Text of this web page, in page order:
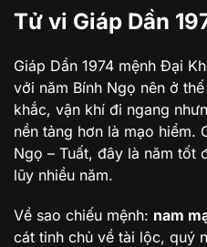
Tử vi Giáp Dần
Giáp Dần 1974 mệnh Đại
với năm Bính Ngọ nên ở thế
khắc, vận khí đi ngang
nền tảng hơn là mạo hiểm.
Ngọ – Tuất, đây là năm tốt
lũy nhiều năm.
Về sao chiếu mệnh: nam
cát tinh chủ về tài lộc, quý